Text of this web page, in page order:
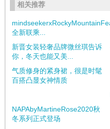
相关推荐
全新联乘...
新晋女装轻奢品牌微丝琪告诉
你，冬天也能又美...
气质修身的紧身裙，很是时髦
百搭凸显女神情质
NAPAbyMartineRose2020秋
冬系列正式登场